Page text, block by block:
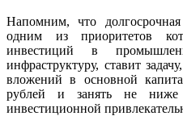
Напомним, что долгосрочная
одним из приоритетов
инвестиций в
инфраструктуру, ставит
вложений в основной
рублей и занять не
инвестиционной